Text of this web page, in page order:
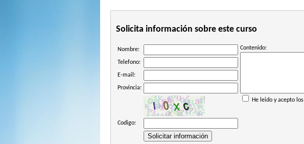
Solicita información sobre este curso
Nombre: Contenido:
He leido y acepto los
Telefono:
E-mail:
Provincia:
Codigo: